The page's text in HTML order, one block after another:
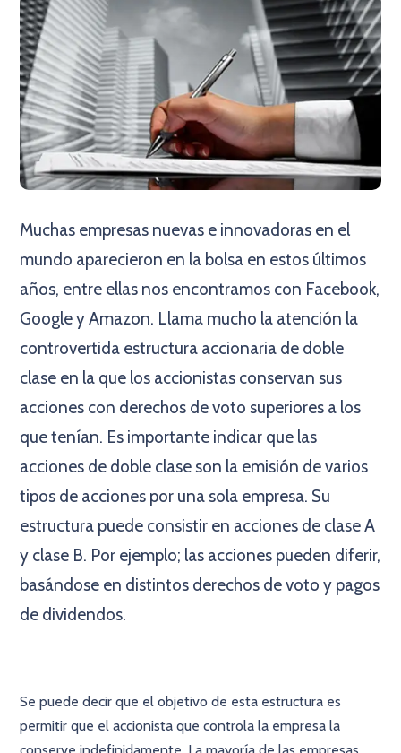
Muchas empresas nuevas e innovadoras en el
mundo aparecieron en la bolsa en estos últimos
años, entre ellas nos encontramos con Facebook,
Google y Amazon. Llama mucho la atención la
controvertida estructura accionaria de doble
clase en la que los accionistas conservan sus
acciones con derechos de voto superiores a los
que tenían. Es importante indicar que las
acciones de doble clase son la emisión de varios
tipos de acciones por una sola empresa. Su
estructura puede consistir en acciones de clase A
y clase B. Por ejemplo; las acciones pueden diferir,
basándose en distintos derechos de voto y pagos
de dividendos.
Se puede decir que el objetivo de esta estructura es
permitir que el accionista que controla la empresa la